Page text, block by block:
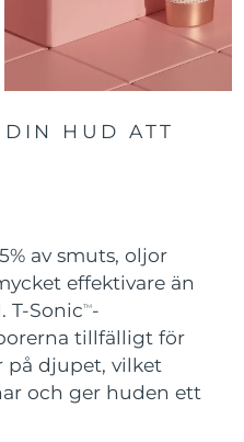
HUD ATT
av smuts, oljor
effektivare än
T-SonicTM-
tillfälligt för
på djupet, vilket
och ger huden ett
Förväntad leverans 8/8/26
Förväntad leverans8/8/26
Förväntad leverans
Förväntad leverans
Förväntad leverans